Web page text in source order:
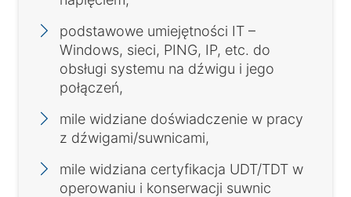
podstawowe umiejętności IT –
Windows, sieci, PING, IP, etc. do
obsługi systemu na dźwigu i jego
połączeń,
mile widziane doświadczenie w pracy
z dźwigami/suwnicami,
mile widziana certyfikacja UDT/TDT w
operowaniu i konserwacji suwnic